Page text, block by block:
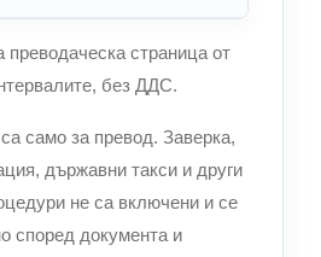
преводаческа страница от
без ДДС.
само за превод. Заверка,
държавни такси и други
не са включени и се
според документа и